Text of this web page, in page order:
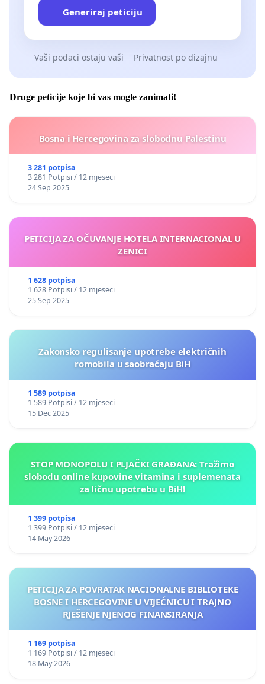
Generiraj peticiju
Vaši podaci ostaju vaši Privatnost po dizajnu
Druge peticije koje bi vas mogle zanimati!
Bosna i Hercegovina za slobodnu Palestinu
3 281 potpisa
3 281 Potpisi / 12 mjeseci
24 Sep 2025
PETICIJA ZA OČUVANJE HOTELA INTERNACIONAL U
ZENICI
1 628 potpisa
1 628 Potpisi / 12 mjeseci
25 Sep 2025
Zakonsko regulisanje upotrebe električnih
romobila u saobraćaju BiH
1 589 potpisa
1 589 Potpisi / 12 mjeseci
15 Dec 2025
STOP MONOPOLU I PLJAČKI GRAĐANA: Tražimo
slobodu online kupovine vitamina i suplemenata
za ličnu upotrebu u BiH!
1 399 potpisa
1 399 Potpisi / 12 mjeseci
14 May 2026
PETICIJA ZA POVRATAK NACIONALNE BIBLIOTEKE
BOSNE I HERCEGOVINE U VIJEĆNICU I TRAJNO
RJEŠENJE NJENOG FINANSIRANJA
1 169 potpisa
1 169 Potpisi / 12 mjeseci
18 May 2026